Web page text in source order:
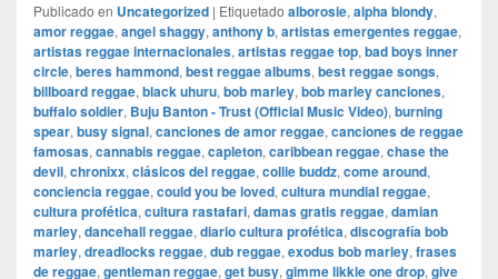
Publicado en Uncategorized | Etiquetado alborosie, alpha blondy,
amor reggae, angel shaggy, anthony b, artistas emergentes reggae,
artistas reggae internacionales, artistas reggae top, bad boys inner
circle, beres hammond, best reggae albums, best reggae songs,
billboard reggae, black uhuru, bob marley, bob marley canciones,
buffalo soldier, Buju Banton - Trust (Official Music Video), burning
spear, busy signal, canciones de amor reggae, canciones de reggae
famosas, cannabis reggae, capleton, caribbean reggae, chase the
devil, chronixx, clásicos del reggae, collie buddz, come around,
conciencia reggae, could you be loved, cultura mundial reggae,
cultura profética, cultura rastafari, damas gratis reggae, damian
marley, dancehall reggae, diario cultura profética, discografía bob
marley, dreadlocks reggae, dub reggae, exodus bob marley, frases
de reggae, gentleman reggae, get busy, gimme likkle one drop, give